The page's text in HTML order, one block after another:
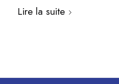
Lire la suite